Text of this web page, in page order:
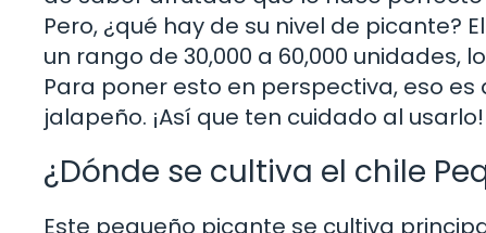
Pero, ¿qué hay de su nivel de picante?
un rango de 30,000 a 60,000
Para poner esto en perspectiva, eso
jalapeño. ¡Así que ten cuidado al usarlo!
¿Dónde se cultiva el chile
Este pequeño picante se cultiva